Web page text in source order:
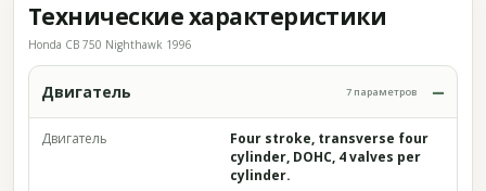
Технические характеристики
Honda CB 750 Nighthawk 1996
Двигатель 7 параметров
Двигатель
Four stroke, transverse four
cylinder, DOHC, 4 valves per
cylinder.